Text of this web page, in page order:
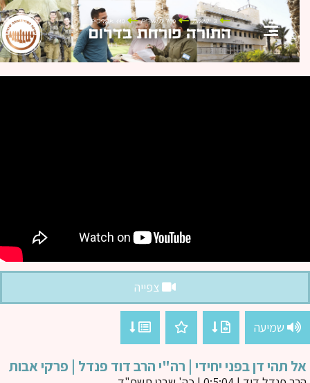
צפייה
שמיעה
תהי דן בפני יחידי | רה"י הרב דוד פנדל | פרקי אבות